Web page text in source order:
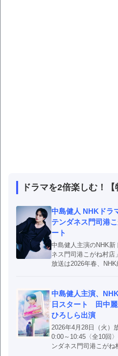
ドラマを2倍楽しむ！
中島健人 NHKドラ
テンダネス門司港
ート
中島健人主演のNHK
ネス門司港こがね村店
放送は2026年春、
中島健人主演、
日スタート 田中
ひろしら出演
2026年4月28日（火）
0:00～10:45〈全10回
ンダネス門司港こがね